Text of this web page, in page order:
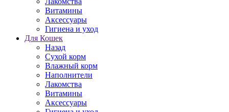
Витамины
Аксессуары
Гигиена и уход
Для Кошек
Назад
Сухой корм
Влажный корм
Наполнители
Лакомства
Витамины
Аксессуары